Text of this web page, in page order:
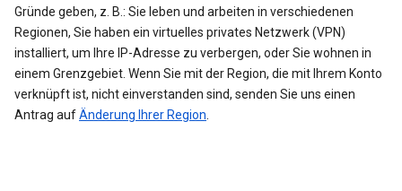
Gründe geben, z. B.: Sie leben und arbeiten in verschiedenen
Regionen, Sie haben ein virtuelles privates Netzwerk (VPN)
installiert, um Ihre IP-Adresse zu verbergen, oder Sie wohnen in
einem Grenzgebiet. Wenn Sie mit der Region, die mit Ihrem Konto
verknüpft ist, nicht einverstanden sind, senden Sie uns einen
Antrag aufÄnderung Ihrer Region